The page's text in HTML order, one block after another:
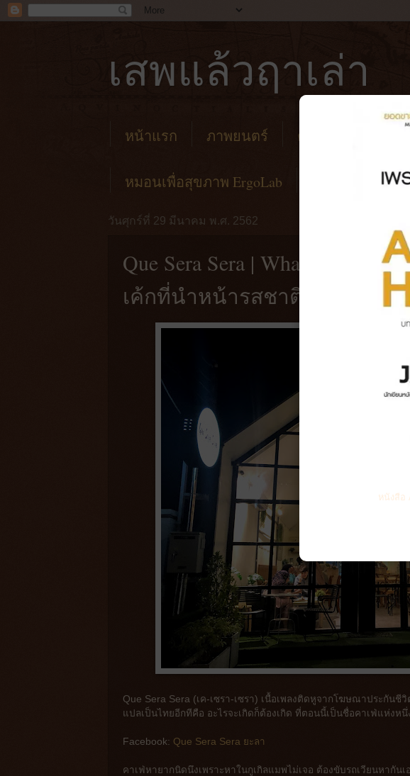
เสพแล้วฤาเล่า
หน้าแรก ภาพยนตร์ คาเฟ่
หมอนเพื่อสุขภาพ ErgoLab
วันศุกร์ที่ 29 มีนาคม พ.ศ. 2562
Que Sera Sera | Whatever will
เค้กที่นำหน้ารสชาติไปมาก
Que Sera Sera (เค-เซรา-เซรา) เนื้อเพลงติดหูจากโฆษณาประกัน
แปลเป็นไทยอีกทีคือ อะไรจะเกิดก็ต้องเกิด ที่ตอนนี้เป็นชื่อคาเฟ่แห่งห
Facebook: Que Sera Sera ยะลา
คาเฟ่หายากนิดนึงเพราะหาในกูเกิลแมพไม่เจอ ต้องขับรถเวียนหากั
หนังสือ